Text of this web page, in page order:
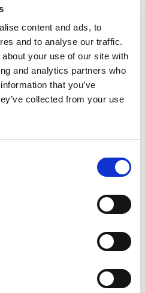
content and ads, to
and to analyse our traffic.
your use of our site with
and analytics partners who
that you’ve
collected from your use
met compositie.
zo neer dat het een
lucht laat je zien
Waar zet je de camera